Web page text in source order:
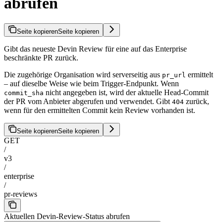
Seite kopierenSeite kopieren
Gibt das neueste Devin Review für eine auf das Enterprise
beschränkte PR zurück.
Die zugehörige Organisation wird serverseitig aus pr_url ermittelt
– auf dieselbe Weise wie beim Trigger-Endpunkt. Wenn
commit_sha nicht angegeben ist, wird der aktuelle Head-Commit
der PR vom Anbieter abgerufen und verwendet. Gibt 404 zurück,
wenn für den ermittelten Commit kein Review vorhanden ist.
Seite kopierenSeite kopieren
GET
/
v3
/
enterprise
/
pr-reviews
Aktuellen Devin-Review-Status abrufen